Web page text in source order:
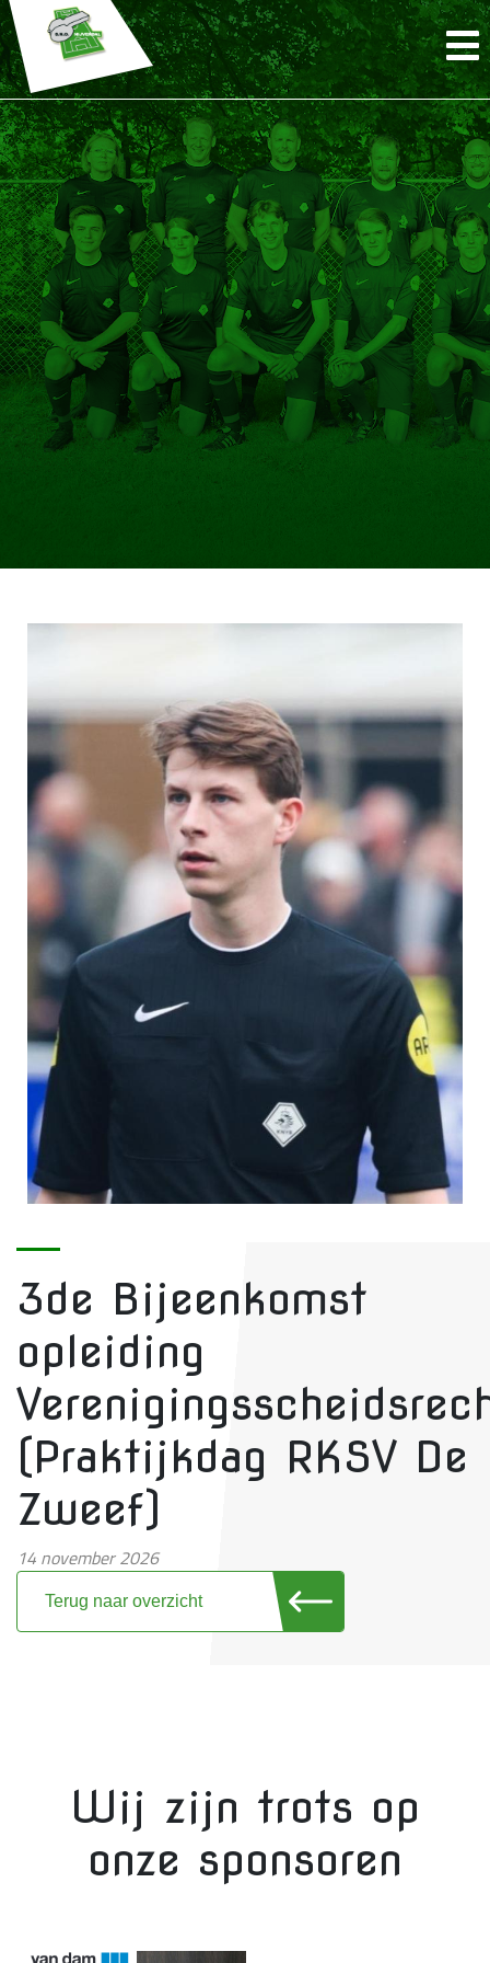
3de Bijeenkomst
opleiding
(Praktijkdag RKSV De
Zweef)
14 november 2026
Terug naar overzicht
Wij zijn trots op
onze sponsoren